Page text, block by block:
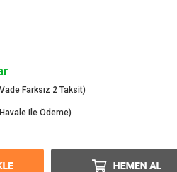
ile Ödeme)